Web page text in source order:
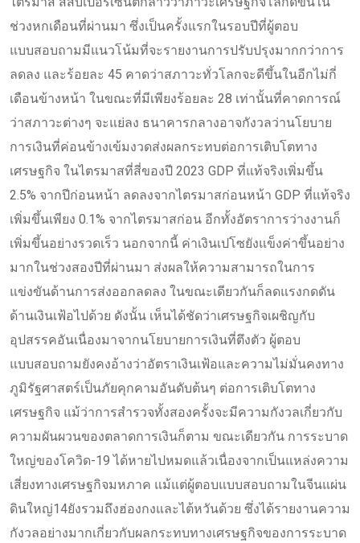
ช่วงหกเดือนที่ผ่านมา ซึ่งเป็นครั้งแรกในรอบปีที่ผู้ตอบ
แบบสอบถามมีแนวโน้มที่จะรายงานการปรับปรุงมากกว่าการ
ลดลง และร้อยละ 45 คาดว่าสภาวะทั่วโลกจะดีขึ้นในอีกไม่กี่
เดือนข้างหน้า ในขณะที่มีเพียงร้อยละ 28 เท่านั้นที่คาดการณ์
ว่าสภาวะต่างๆ จะแย่ลง ธนาคารกลางอาจกังวลว่านโยบาย
การเงินที่ค่อนข้างเข้มงวดส่งผลกระทบต่อการเติบโตทาง
เศรษฐกิจ ในไตรมาสที่สี่ของปี 2023 GDP ที่แท้จริงเพิ่มขึ้น
2.5% จากปีก่อนหน้า ลดลงจากไตรมาสก่อนหน้า GDP ที่แท้จริง
เพิ่มขึ้นเพียง 0.1% จากไตรมาสก่อน อีกทั้งอัตราการว่างงานก็
เพิ่มขึ้นอย่างรวดเร็ว นอกจากนี้ ค่าเงินเปโซยังแข็งค่าขึ้นอย่าง
มากในช่วงสองปีที่ผ่านมา ส่งผลให้ความสามารถในการ
แข่งขันด้านการส่งออกลดลง ในขณะเดียวกันก็ลดแรงกดดัน
ด้านเงินเฟ้อไปด้วย ดังนั้น เห็นได้ชัดว่าเศรษฐกิจเผชิญกับ
อุปสรรคอันเนื่องมาจากนโยบายการเงินที่ตึงตัว ผู้ตอบ
แบบสอบถามยังคงอ้างว่าอัตราเงินเฟ้อและความไม่มั่นคงทาง
ภูมิรัฐศาสตร์เป็นภัยคุกคามอันดับต้นๆ ต่อการเติบโตทาง
เศรษฐกิจ แม้ว่าการสำรวจทั้งสองครั้งจะมีความกังวลเกี่ยวกับ
ความผันผวนของตลาดการเงินก็ตาม ขณะเดียวกัน การระบาด
ใหญ่ของโควิด-19 ได้หายไปหมดแล้วเนื่องจากเป็นแหล่งความ
เสี่ยงทางเศรษฐกิจมหภาค แม้แต่ผู้ตอบแบบสอบถามในจีนแผ่น
ดินใหญ่14ยังรวมถึงฮ่องกงและไต้หวันด้วย ซึ่งได้รายงานความ
กังวลอย่างมากเกี่ยวกับผลกระทบทางเศรษฐกิจของการระบาด